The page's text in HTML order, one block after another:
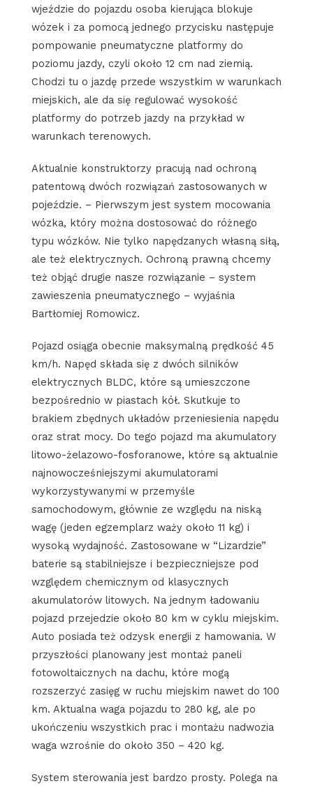
wjeździe do pojazdu osoba kierująca blokuje
wózek i za pomocą jednego przycisku następuje
pompowanie pneumatyczne platformy do
poziomu jazdy, czyli około 12 cm nad ziemią.
Chodzi tu o jazdę przede wszystkim w warunkach
miejskich, ale da się regulować wysokość
platformy do potrzeb jazdy na przykład w
warunkach terenowych.
Aktualnie konstruktorzy pracują nad ochroną
patentową dwóch rozwiązań zastosowanych w
pojeździe. – Pierwszym jest system mocowania
wózka, który można dostosować do różnego
typu wózków. Nie tylko napędzanych własną siłą,
ale też elektrycznych. Ochroną prawną chcemy
też objąć drugie nasze rozwiązanie – system
zawieszenia pneumatycznego – wyjaśnia
Bartłomiej Romowicz.
Pojazd osiąga obecnie maksymalną prędkość 45
km/h. Napęd składa się z dwóch silników
elektrycznych BLDC, które są umieszczone
bezpośrednio w piastach kół. Skutkuje to
brakiem zbędnych układów przeniesienia napędu
oraz strat mocy. Do tego pojazd ma akumulatory
litowo-żelazowo-fosforanowe, które są aktualnie
najnowocześniejszymi akumulatorami
wykorzystywanymi w przemyśle
samochodowym, głównie ze względu na niską
wagę (jeden egzemplarz waży około 11 kg) i
wysoką wydajność. Zastosowane w “Lizardzie”
baterie są stabilniejsze i bezpieczniejsze pod
względem chemicznym od klasycznych
akumulatorów litowych. Na jednym ładowaniu
pojazd przejedzie około 80 km w cyklu miejskim.
Auto posiada też odzysk energii z hamowania. W
przyszłości planowany jest montaż paneli
fotowoltaicznych na dachu, które mogą
rozszerzyć zasięg w ruchu miejskim nawet do 100
km. Aktualna waga pojazdu to 280 kg, ale po
ukończeniu wszystkich prac i montażu nadwozia
waga wzrośnie do około 350 – 420 kg.
System sterowania jest bardzo prosty. Polega na